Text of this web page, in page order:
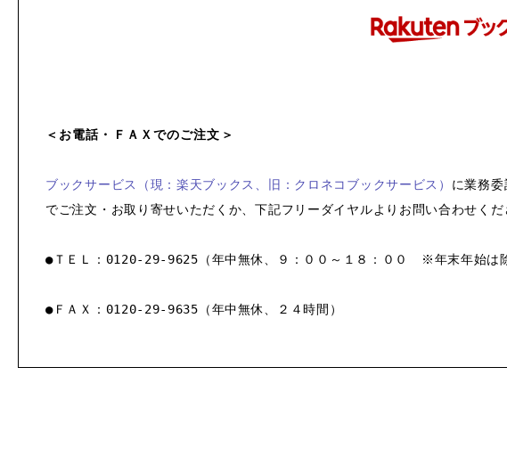
＜お電話・ＦＡＸでのご注文＞
ブックサービス（現：楽天ブックス、旧：クロネコブックサービス） に業務
でご注文・お取り寄せいただくか、下記フリーダイヤルよりお問い合わせくだ
●ＴＥＬ：0120-29-9625（年中無休、９：００～１８：００ ※年末年始は
●ＦＡＸ：0120-29-9635（年中無休、２４時間）